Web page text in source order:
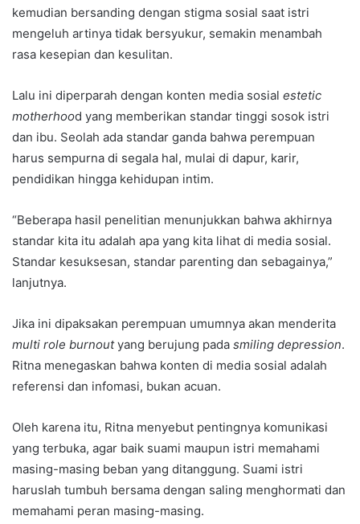
kemudian bersanding dengan stigma sosial saat istri
mengeluh artinya tidak bersyukur, semakin menambah
rasa kesepian dan kesulitan.
Lalu ini diperparah dengan konten media sosial estetic
motherhood yang memberikan standar tinggi sosok istri
dan ibu. Seolah ada standar ganda bahwa perempuan
harus sempurna di segala hal, mulai di dapur, karir,
pendidikan hingga kehidupan intim.
“Beberapa hasil penelitian menunjukkan bahwa akhirnya
standar kita itu adalah apa yang kita lihat di media sosial.
Standar kesuksesan, standar parenting dan sebagainya,”
lanjutnya.
Jika ini dipaksakan perempuan umumnya akan menderita
multi role burnoutyang berujung pada smiling depression.
Ritna menegaskan bahwa konten di media sosial adalah
referensi dan infomasi, bukan acuan.
Oleh karena itu, Ritna menyebut pentingnya komunikasi
yang terbuka, agar baik suami maupun istri memahami
masing-masing beban yang ditanggung. Suami istri
haruslah tumbuh bersama dengan saling menghormati dan
memahami peran masing-masing.